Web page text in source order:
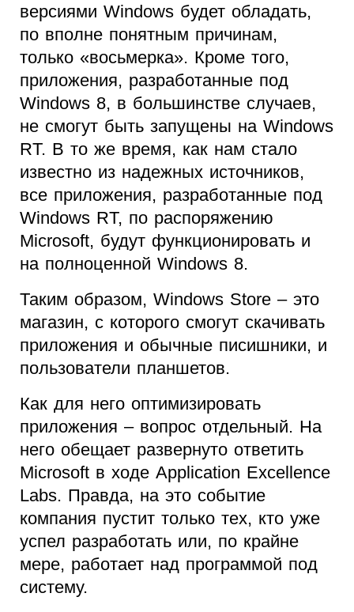
версиями Windows будет обладать,
по вполне понятным причинам,
только «восьмерка». Кроме того,
приложения, разработанные под
Windows 8, в большинстве случаев,
не смогут быть запущены на Windows
RT. В то же время, как нам стало
известно из надежных источников,
все приложения, разработанные под
Windows RT, по распоряжению
Microsoft, будут функционировать и
на полноценной Windows 8.
Таким образом, Windows Store – это
магазин, с которого смогут скачивать
приложения и обычные писишники, и
пользователи планшетов.
Как для него оптимизировать
приложения – вопрос отдельный. На
него обещает развернуто ответить
Microsoft в ходе Application Excellence
Labs. Правда, на это событие
компания пустит только тех, кто уже
успел разработать или, по крайне
мере, работает над программой под
систему.